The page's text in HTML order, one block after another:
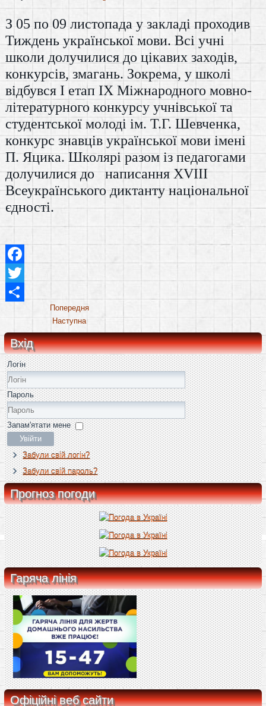
З 05 по 09 листопада у закладі проходив
Тиждень української мови. Всі учні
школи долучилися до цікавих заходів,
конкурсів, змагань. Зокрема, у школі
відбувся І етап ІХ Міжнародного мовно-
літературного конкурсу учнівської та
студентської молоді ім. Т.Г. Шевченка,
конкурс знавців української мови імені
П. Яцика. Школярі разом із педагогами
долучилися до написання XVIII
Всеукраїнського диктанту національної
єдності.
Facebook
Twitter
Попередня
Наступна
Вхід
Логін
Пароль
Запам'ятати мене
Увійти
Забули свій логін?
Забули свій пароль?
Прогноз погоди
Гаряча лінія
Офіційні веб сайти